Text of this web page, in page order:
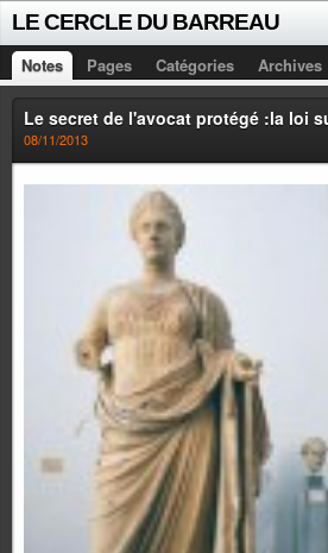
LE CERCLE DU BARREAU
Notes Pages Catégories Archives
Le secret de l'avocat protégé :la loi
08/11/2013